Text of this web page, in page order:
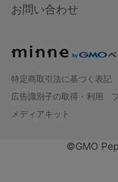
お問い合わせ
特定商取引法に基づく表記
広告識別子の取得・利用
メディアキット
©GMO